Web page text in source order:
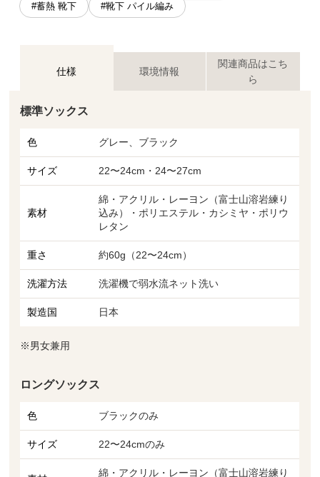
#蓄熱 靴下
#靴下 パイル編み
仕様 環境情報
関連商品はこち
ら
標準ソックス
色 グレー、ブラック
サイズ 22〜24cm・24〜27cm
素材
綿・アクリル・レーヨン（富士山溶岩練り
込み）・ポリエステル・カシミヤ・ポリウ
レタン
重さ 約60g（22〜24cm）
洗濯方法 洗濯機で弱水流ネット洗い
製造国 日本
※男女兼用
ロングソックス
色 ブラックのみ
サイズ 22〜24cmのみ
綿・アクリル・レーヨン（富士山溶岩練り